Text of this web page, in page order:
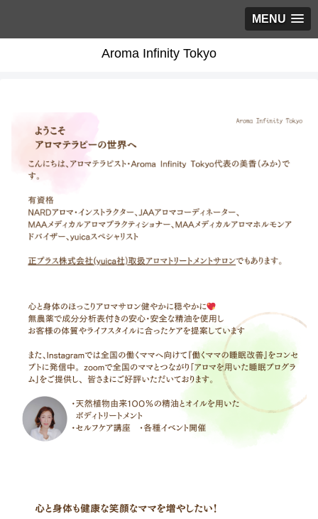
MENU
Aroma Infinity Tokyo